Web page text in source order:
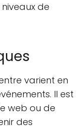
de
varient en
Il est
web ou de
des